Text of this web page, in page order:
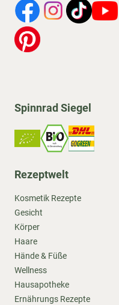
Spinnrad Siegel
Rezeptwelt
Kosmetik Rezepte
Gesicht
Körper
Haare
Hände & Füße
Wellness
Hausapotheke
Ernährungs Rezepte